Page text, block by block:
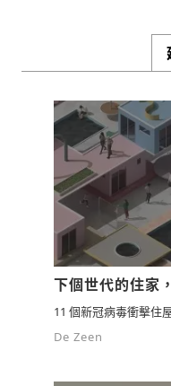
就可以解決施
長，給下個世代
0
下個世代的住家
11 個新冠病毒衝擊住
De Zeen